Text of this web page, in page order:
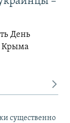
День
Крыма
существенно